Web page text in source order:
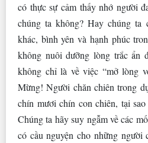
có thực sự cảm thấy nhớ người
chúng ta không? Hay chúng
khác, bình yên và hạnh phúc
không nuôi dưỡng lòng trắc
không chỉ là về việc “mở lòng
Mừng! Người chăn chiên trong
chín mươi chín con chiên, tại
Chúng ta hãy suy ngẫm về các
có cầu nguyện cho những người